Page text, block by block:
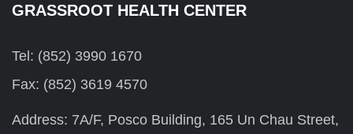
GRASSROOT HEALTH CENTER
Tel: (852) 3990 1670
Fax: (852) 3619 4570
Address: 7A/F, Posco Building, 165 Un Chau Street,